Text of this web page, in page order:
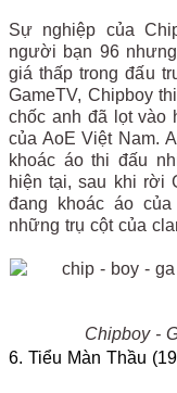
Sự nghiệp của
người bạn 96
giá thấp trong đấu
GameTV, Chipboy
chốc anh đã lọt vào
của AoE Việt Nam.
khoác áo thi đấu
hiện tại, sau khi rời
đang khoác áo
những trụ cột của
Chipboy -
6. Tiểu Màn Thầu